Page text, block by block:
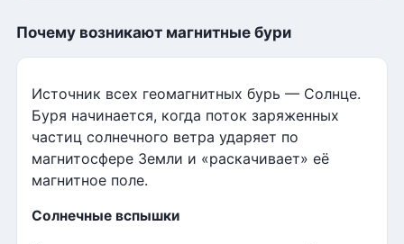
Почему возникают магнитные бури
Источник всех геомагнитных бурь — Солнце.
Буря начинается, когда поток заряженных
частиц солнечного ветра ударяет по
магнитосфере Земли и «раскачивает» её
магнитное поле.
Солнечные вспышки